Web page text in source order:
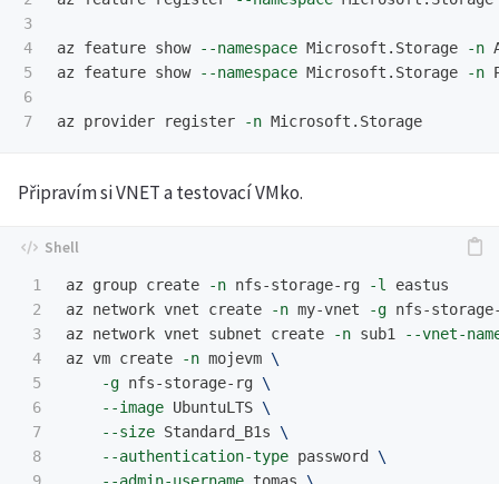
3
4
5
6
az feature show --namespace Microsoft.Storage -n
az feature show --namespace Microsoft.Storage -n
az provider register -n
Připravím si VNET a testovací VMko.
1
2
3
4
5
6
7
8
9
az group create -n nfs-storage-rg -l
eastus
az network vnet create
-n my-vnet -g nfs-
az network vnet subnet create
-n sub1
--vnet-
az vm create
-n mojevm \
-g nfs-storage-rg \
--image UbuntuLTS \
--size Standard_B1s \
--authentication-type password \
--admin-username tomas \